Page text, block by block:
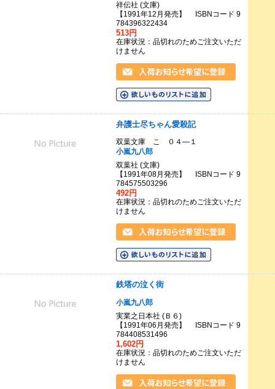
祥伝社 (文庫)
【1991年12月発売】 ISBNコード 9
784396322434
513円
在庫状況：品切れのためご注文いただ
けません
弁護士尽ちゃん愛殺記
双葉文庫 こ ０４―１
小嵐九八郎
双葉社 (文庫)
【1991年08月発売】 ISBNコード 9
784575503296
492円
在庫状況：品切れのためご注文いただ
けません
鉄塔の泣く街
小嵐九八郎
実業之日本社 (Ｂ６)
【1991年06月発売】 ISBNコード 9
784408531496
1,602円
在庫状況：品切れのためご注文いただ
けません